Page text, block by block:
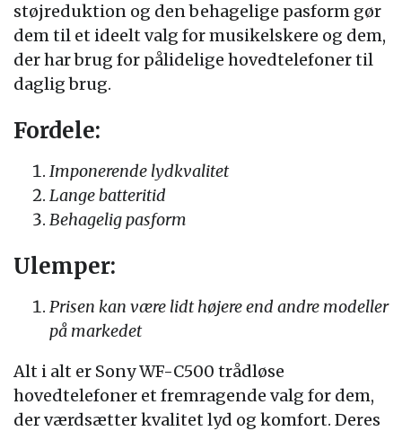
støjreduktion og den behagelige pasform gør
dem til et ideelt valg for musikelskere og dem,
der har brug for pålidelige hovedtelefoner til
daglig brug.
Fordele:
Imponerende lydkvalitet
Lange batteritid
Behagelig pasform
Ulemper:
Prisen kan være lidt højere end andre modeller
på markedet
Alt i alt er Sony WF-C500 trådløse
hovedtelefoner et fremragende valg for dem,
der værdsætter kvalitet lyd og komfort. Deres